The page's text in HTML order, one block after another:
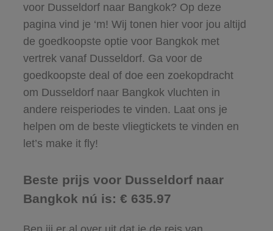
voor Dusseldorf naar Bangkok? Op deze
pagina vind je ‘m! Wij tonen hier voor jou altijd
de goedkoopste optie voor Bangkok met
vertrek vanaf Dusseldorf. Ga voor de
goedkoopste deal of doe een zoekopdracht
om Dusseldorf naar Bangkok vluchten in
andere reisperiodes te vinden. Laat ons je
helpen om de beste vliegtickets te vinden en
let’s make it fly!
Beste prijs voor Dusseldorf naar
Bangkok nú is: € 635.97